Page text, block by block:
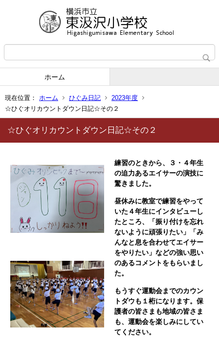
ホーム
現在位置： ホーム ひぐみ日記
2023年度
☆ひぐオリカウントダウン日記☆その２
☆ひぐオリカウントダウン日記☆その２
練習のときから、３・４年生
の迫力あるエイサーの演技に
驚きました。
昼休みに教室で練習をやって
いた４年生にインタビューし
たところ、「振り付けを忘れ
ないように頑張りたい」「み
んなと息を合わせてエイサー
をやりたい」などの強い思い
のあるコメントをもらいまし
た。
もうすぐ運動会までのカウン
トダウも１桁になります。保
護者の皆さまも地域の皆さま
も、運動会を楽しみにしてい
てください。